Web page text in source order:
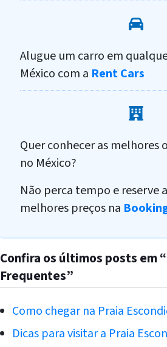
Alugue um carro em
México com a Rent Cars
Quer conhecer as melhores
no México?
Não perca tempo e reserve
melhores preços na
Confira os últimos posts em
Frequentes”
Como chegar na Praia
Dicas para visitar a Praia